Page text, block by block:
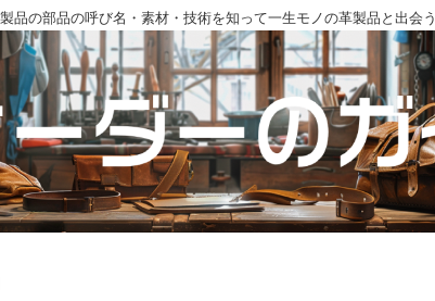
品の部品の呼び名・素材・技術を知って一生モノの革製品と出会う